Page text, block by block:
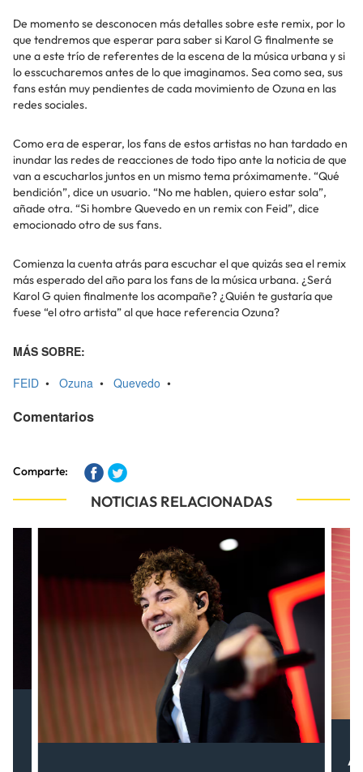
De momento se desconocen más detalles sobre este remix, por lo
que tendremos que esperar para saber si Karol G finalmente se
une a este trío de referentes de la escena de la música urbana y si
lo esscucharemos antes de lo que imaginamos. Sea como sea, sus
fans están muy pendientes de cada movimiento de Ozuna en las
redes sociales.
Como era de esperar, los fans de estos artistas no han tardado en
inundar las redes de reacciones de todo tipo ante la noticia de que
van a escucharlos juntos en un mismo tema próximamente. “Qué
bendición”, dice un usuario. “No me hablen, quiero estar sola”,
añade otra. “Si hombre Quevedo en un remix con Feid”, dice
emocionado otro de sus fans.
Comienza la cuenta atrás para escuchar el que quizás sea el remix
más esperado del año para los fans de la música urbana. ¿Será
Karol G quien finalmente los acompañe? ¿Quién te gustaría que
fuese “el otro artista” al que hace referencia Ozuna?
MÁS SOBRE:
FEID • Ozuna • Quevedo •
Comentarios
Comparte:
NOTICIAS RELACIONADAS